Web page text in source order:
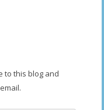
to this blog and